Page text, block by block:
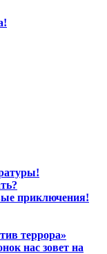
приключения!
террора»
нас зовет на